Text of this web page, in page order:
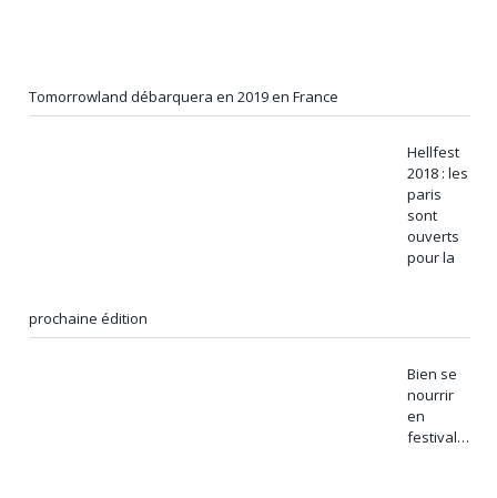
Tomorrowland débarquera en 2019 en France
Hellfest
2018 : les
paris
sont
ouverts
pour la
prochaine édition
Bien se
nourrir
en
festival…